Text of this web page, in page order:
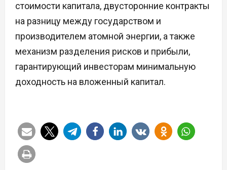
стоимости капитала, двусторонние контракты
на разницу между государством и
производителем атомной энергии, а также
механизм разделения рисков и прибыли,
гарантирующий инвесторам минимальную
доходность на вложенный капитал.